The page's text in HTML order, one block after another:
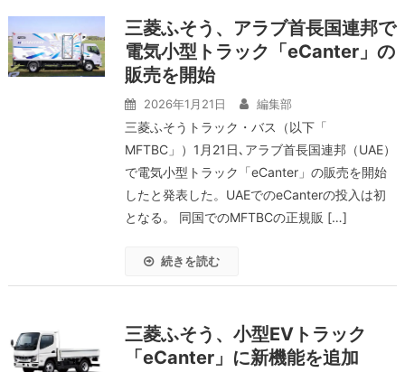
三菱ふそう、アラブ首長国連邦で
電気小型トラック「eCanter」の
販売を開始
2026年1月21日 編集部
三菱ふそうトラック・バス（以下「
MFTBC」）1月21日､アラブ首長国連邦（UAE）
で電気小型トラック「eCanter」の販売を開始
したと発表した。UAEでのeCanterの投入は初
となる。 同国でのMFTBCの正規販 […]
続きを読む
三菱ふそう、小型EVトラック
「eCanter」に新機能を追加